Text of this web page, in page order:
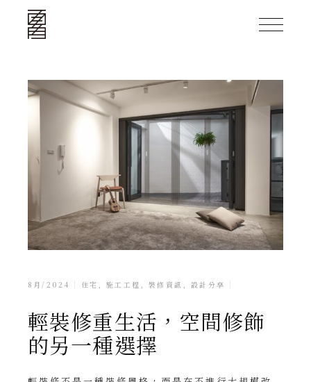
8月/2024 住宅 施工工程 裝修資訊 設計分享
輕裝修重生活，空間修飾
的另一種選擇